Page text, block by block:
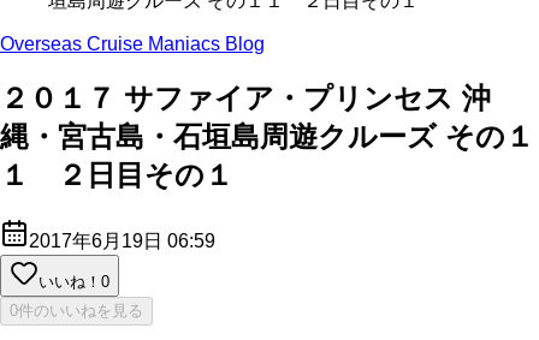
Overseas Cruise Maniacs Blog
２０１７ サファイア・プリンセス 沖
縄・宮古島・石垣島周遊クルーズ その１
１ ２日目その１
2017年6月19日 06:59
いいね！ 0
0件のいいねを見る